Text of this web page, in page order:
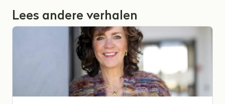
Lees andere verhalen